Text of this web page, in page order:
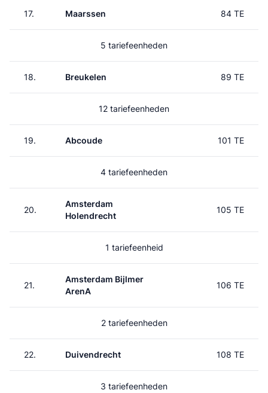
17. Maarssen 84 TE
5 tariefeenheden
18. Breukelen 89 TE
12 tariefeenheden
19. Abcoude 101 TE
4 tariefeenheden
20.
Amsterdam
Holendrecht
105 TE
1 tariefeenheid
21.
Amsterdam Bijlmer
ArenA
106 TE
2 tariefeenheden
22. Duivendrecht 108 TE
3 tariefeenheden